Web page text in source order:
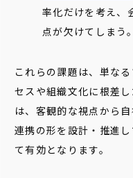
率化だけを考え、
点が欠けてしまう。
これらの課題は、単な
セスや組織文化に根差
は、客観的な視点から
連携の形を設計・推進
て有効となります。